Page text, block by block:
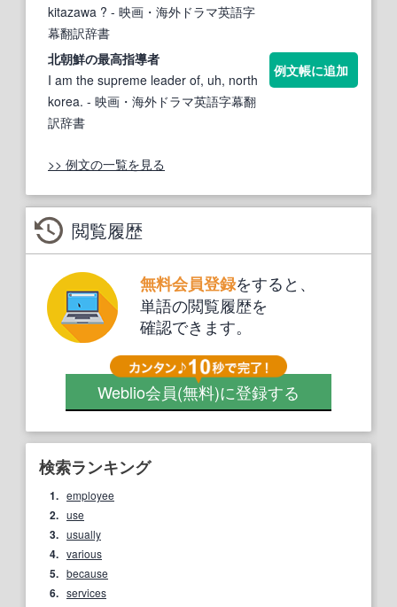
kitazawa ? - 映画・海外ドラマ英語字
幕翻訳辞書
北朝鮮の最高指導者
I am the supreme leader of, uh, north
korea. - 映画・海外ドラマ英語字幕翻
訳辞書
例文帳に追加
>> 例文の一覧を見る
閲覧履歴
無料会員登録をすると、
単語の閲覧履歴を
確認できます。
Weblio会員(無料)に登録する
検索ランキング
1. employee
2. use
3. usually
4. various
5. because
6. services